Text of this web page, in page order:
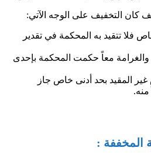
كان التخفیف على الوجه الآتي:
فلا تتقید به المحكمة في تقدیر
والغرامة معاً حكمت المحكمة بإحدى
المقید بحد أدنى خاص جاز
منه.
المخففة :